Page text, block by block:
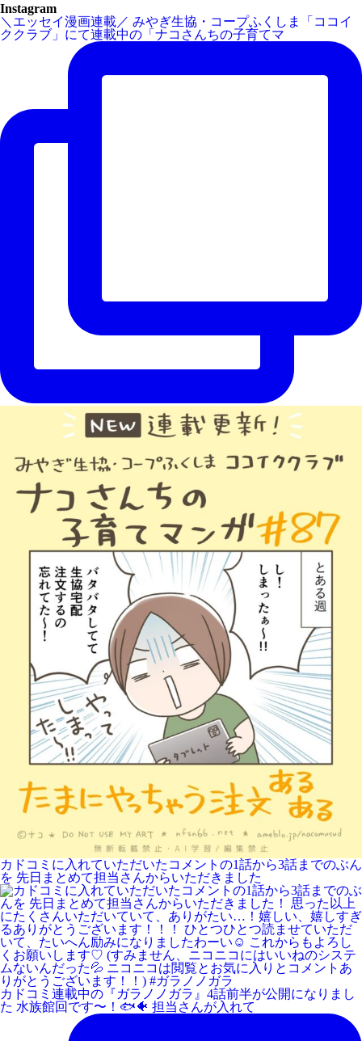
Instagram
＼エッセイ漫画連載／ みやぎ生協・コープふくしま「ココイ
ククラブ」にて連載中の「ナコさんちの子育てマ
カドコミに入れていただいたコメントの1話から3話までのぶん
を 先日まとめて担当さんからいただきました
カドコミ連載中の『ガラノノガラ』4話前半が公開になりまし
た 水族館回です〜！🐟🐠 担当さんが入れて